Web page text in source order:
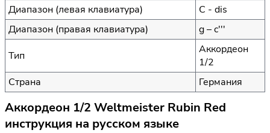
Диапазон (левая клавиатура)
C - dis
Диапазон (правая клавиатура)
g – c'''
Тип
Аккордеон
1/2
Страна
Германия
Аккордеон 1/2 Weltmeister Rubin Red
инструкция на русском языке